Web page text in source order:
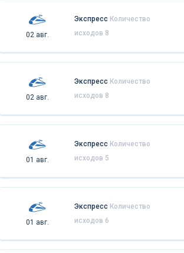
02 авг.
Экспресс Количество
исходов 8
02 авг.
Экспресс Количество
исходов 8
01 авг.
Экспресс Количество
исходов 5
01 авг.
Экспресс Количество
исходов 6